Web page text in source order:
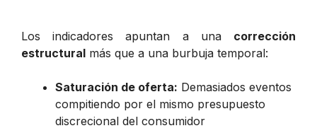
Los indicadores apuntan a una corrección
estructural más que a una burbuja temporal:
Saturación de oferta: Demasiados eventos
compitiendo por el mismo presupuesto
discrecional del consumidor